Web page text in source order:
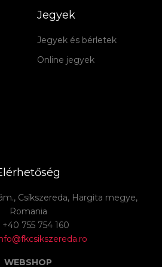
Jegyek
Jegyek és bérletek
Online jegyek
Csíkszereda, Hargita megye,
Romania
+40 755 754 160
WEBSHOP